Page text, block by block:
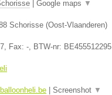
Google maps ▼
Schorisse (Oost-Vlaanderen)
, Fax: - , BTW-nr: BE455512295
| Screenshot ▼